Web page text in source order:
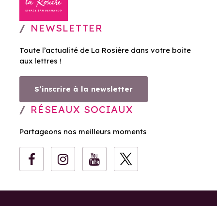
NEWSLETTER
Toute l’actualité de La Rosière dans votre boite
aux lettres !
S’inscrire à la newsletter
RÉSEAUX SOCIAUX
Partageons nos meilleurs moments